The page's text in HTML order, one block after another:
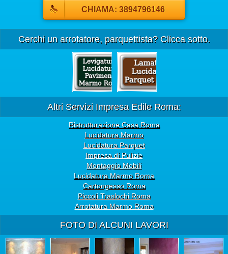
CHIAMA: 3894796146
Cerchi un arrotatore, parquettista? Clicca sotto.
Altri Servizi Impresa Edile Roma:
Ristrutturazione Casa Roma
Lucidatura Marmo
Lucidatura Parquet
Impresa di Pulizie
Montaggio Mobili
Lucidatura Marmo Roma
Cartongesso Roma
Piccoli Traslochi Roma
Arrotatura Marmo Roma
FOTO DI ALCUNI LAVORI